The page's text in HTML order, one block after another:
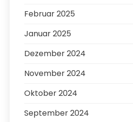
Februar 2025
Januar 2025
Dezember 2024
November 2024
Oktober 2024
September 2024